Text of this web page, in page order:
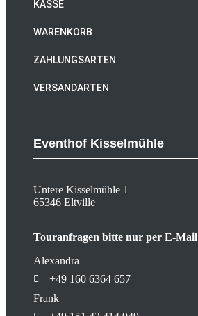
KASSE
WARENKORB
ZAHLUNGSARTEN
VERSANDARTEN
Eventhof Kisselmühle
Untere Kisselmühle 1
65346 Eltville
Touranfragen bitte nur per E-Mail
Alexandra
+49 160 6364 657
Frank